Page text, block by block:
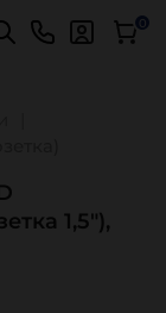
0
1,5"),